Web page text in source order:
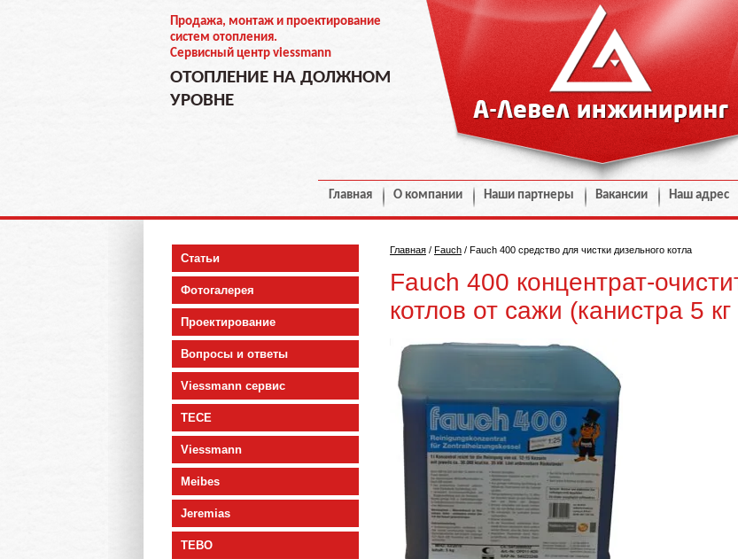
Главная О компании Наши партнеры Вакансии Наш адрес
Продажа, монтаж и проектирование
систем отопления.
Сервисный центр viessmann
ОТОПЛЕНИЕ НА ДОЛЖНОМ
УРОВНЕ
Статьи
Фотогалерея
Проектирование
Вопросы и ответы
Viessmann сервис
TECE
Viessmann
Meibes
Jeremias
TEBO
Главная / Fauch / Fauch 400 средство для чистки дизельного котла
Fauch 400 концентрат-
котлов от сажи (канистра 5